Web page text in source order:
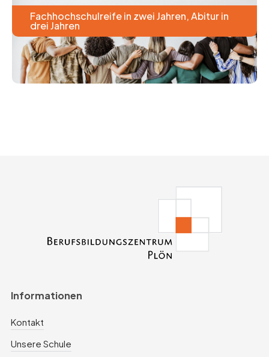
Fachhochschulreife in zwei Jahren, Abitur in
drei Jahren
Informationen
Kontakt
Unsere Schule